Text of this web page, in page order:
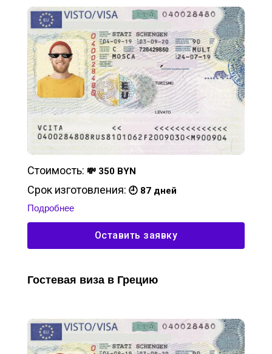
Стоимость: 💸 350 BYN
Срок изготовления: 🕘 87 дней
Подробнее
Оставить заявку
Гостевая виза в Грецию